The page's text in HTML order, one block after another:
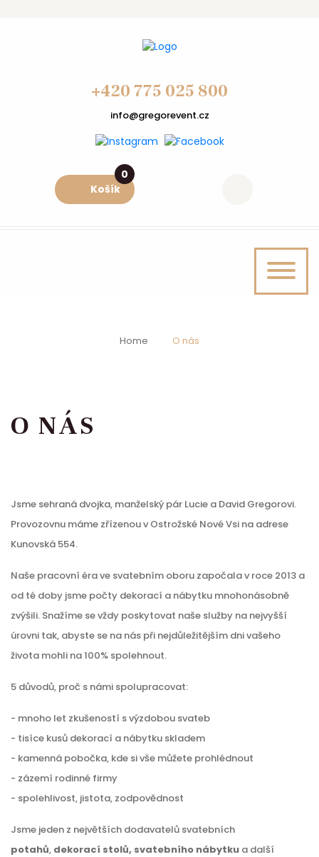
+420 775 025 800
info@gregorevent.cz
Košík
0
Home O nás
O NÁS
Jsme sehraná dvojka, manželský pár Lucie a David Gregorovi.
Provozovnu máme zřízenou v Ostrožské Nové Vsi na adrese
Kunovská 554.
Naše pracovní éra ve svatebním oboru započala v roce 2013 a
od té doby jsme počty dekorací a nábytku mnohonásobně
zvýšili. Snažíme se vždy poskytovat naše služby na nejvyšší
úrovni tak, abyste se na nás při nejdůležitějším dni vašeho
života mohli na 100% spolehnout.
5 důvodů, proč s námi spolupracovat:
- mnoho let zkušeností s výzdobou svateb
- tisíce kusů dekorací a nábytku skladem
- kamenná pobočka, kde si vše můžete prohlédnout
- zázemí rodinné firmy
- spolehlivost, jistota, zodpovědnost
Jsme jeden z největších dodavatelů svatebních
potahů, dekorací stolů, svatebního nábytku a další